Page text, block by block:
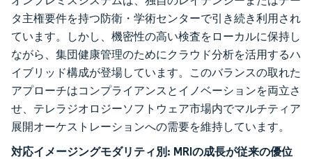
タ主権要件を持つ防衛・学術センターで引き続き利用され
ています。しかし、機密性の高い検査をローカルに保持し
ながら、集団健康管理のためにクラウド分析を活用するハ
イブリッド構成が登場しています。このバランスの取れた
アプローチはコンプライアンスとイノベーションを両立さ
せ、テレラジオロジーソフトウェア市場内でマルチティア
展開オーケストレーションへの需要を維持しています。
対応イメージングモダリティ別: MRIの成長が従来の優位